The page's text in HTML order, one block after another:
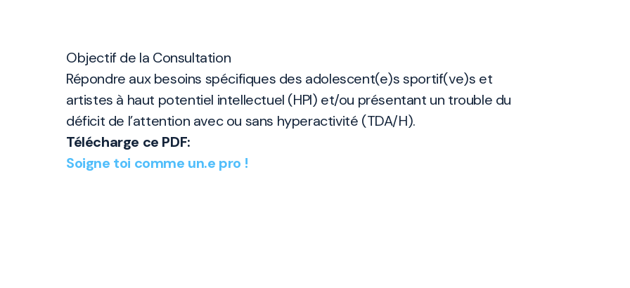
Objectif de la Consultation
Répondre aux besoins spécifiques des adolescent(e)s sportif(ve)s et
artistes à haut potentiel intellectuel (HPI) et/ou présentant un trouble du
déficit de l’attention avec ou sans hyperactivité (TDA/H).
Télécharge ce PDF:
Soigne toi comme un.e pro !